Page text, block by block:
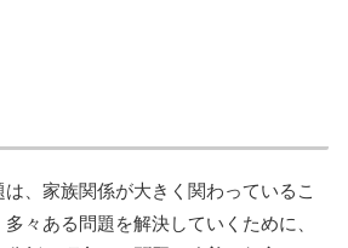
、家族関係が大きく関わっているこ
々ある問題を解決していくために、